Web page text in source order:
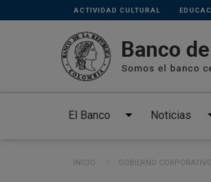
Pasar al contenido principal
Links
secundarios
ACTIVIDAD CULTURAL
El Banco Noticias
Ruta de
INICIO GOBIERNO